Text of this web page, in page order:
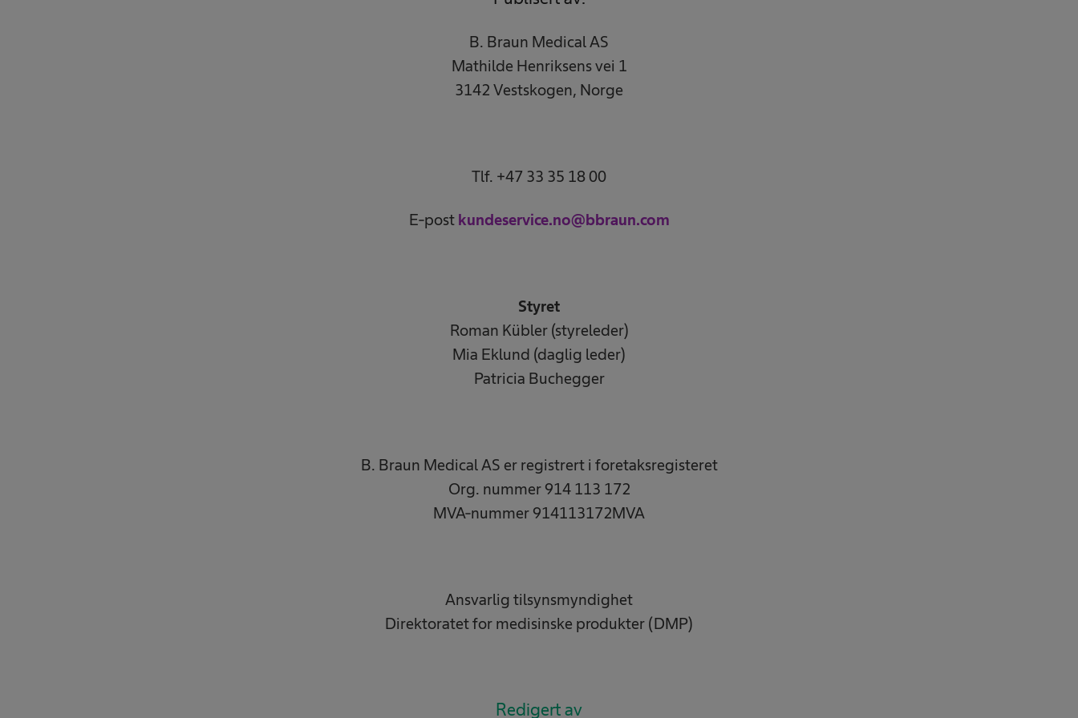
B. Braun Medical AS
Mathilde Henriksens vei 1
3142 Vestskogen, Norge
Tlf. +47 33 35 18 00
E-post kundeservice.no@bbraun.com
Styret
Roman Kübler (styreleder)
Mia Eklund (daglig leder)
Patricia Buchegger
B. Braun Medical AS er registrert i foretaksregisteret
Org. nummer 914 113 172
MVA-nummer 914113172MVA
Ansvarlig tilsynsmyndighet
Direktoratet for medisinske produkter (DMP)
Redigert av